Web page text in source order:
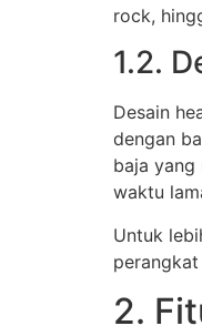
rock,
1.2.
Desain
dengan
baja yang
waktu
Untuk
2.